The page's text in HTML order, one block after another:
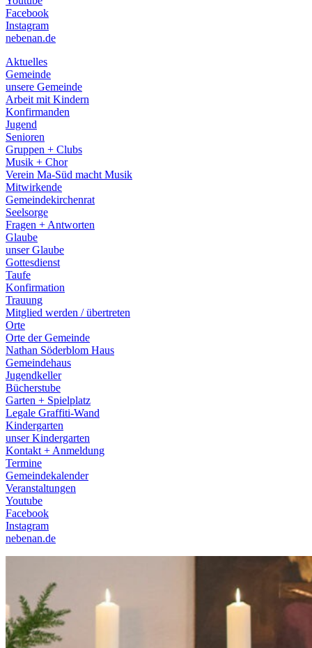
Facebook
Instagram
nebenan.de
Aktuelles
Gemeinde
unsere Gemeinde
Arbeit mit Kindern
Konfirmanden
Jugend
Senioren
Gruppen + Clubs
Musik + Chor
Verein Ma-Süd macht Musik
Mitwirkende
Gemeindekirchenrat
Seelsorge
Fragen + Antworten
Glaube
unser Glaube
Gottesdienst
Taufe
Konfirmation
Trauung
Mitglied werden / übertreten
Orte
Orte der Gemeinde
Nathan Söderblom Haus
Gemeindehaus
Jugendkeller
Bücherstube
Garten + Spielplatz
Legale Graffiti-Wand
Kindergarten
unser Kindergarten
Kontakt + Anmeldung
Termine
Gemeindekalender
Veranstaltungen
Youtube
Facebook
Instagram
nebenan.de